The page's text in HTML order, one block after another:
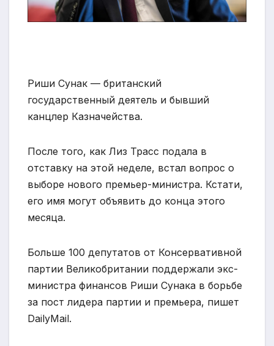
Риши Сунак — британский
государственный деятель и бывший
канцлер Казначейства.
После того, как Лиз Трасс подала в
отставку на этой неделе, встал вопрос о
выборе нового премьер-министра. Кстати,
его имя могут объявить до конца этого
месяца.
Больше 100 депутатов от Консервативной
партии Великобритании поддержали экс-
министра финансов Риши Сунака в борьбе
за пост лидера партии и премьера, пишет
DailyMail.